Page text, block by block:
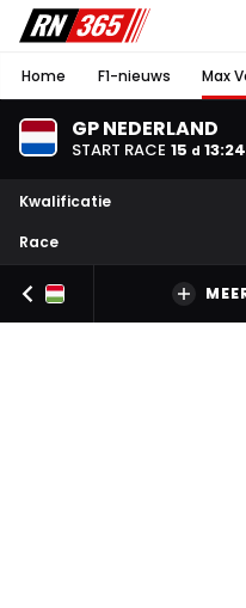
Home F1-nieuws Max
GP NEDERLAND
START RACE 15 d 13:24
Kwalificatie
Race